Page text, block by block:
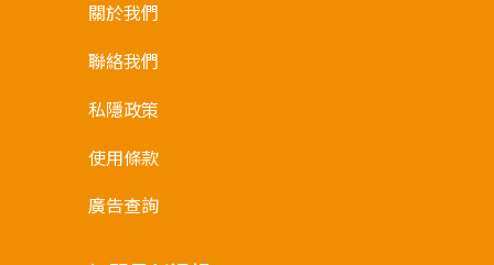
關於我們
聯絡我們
私隱政策
使用條款
廣告查詢